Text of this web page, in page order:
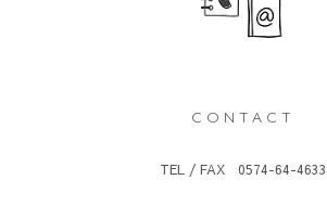
CONTACT
TEL / FAX 0574-64-4633